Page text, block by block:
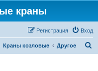
краны
Вход
Регистрация
Краны козловые Другое